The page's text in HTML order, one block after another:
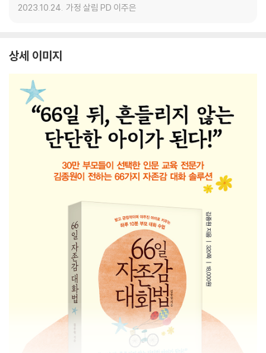
2023.10.24. 가정 살림 PD 이주은
상세 이미지